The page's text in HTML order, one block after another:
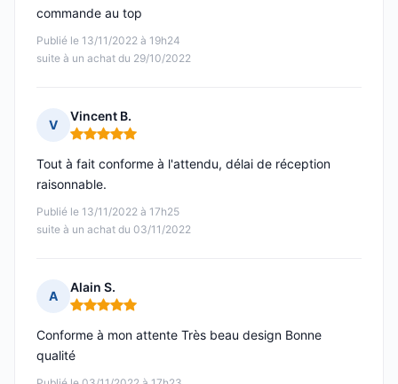
Publié le 13/11/2022 à 19h24
suite à un achat du 29/10/2022
commande au top
V
Vincent B.
Note : 5 sur 5
Publié le 13/11/2022 à 17h25
suite à un achat du 03/11/2022
Tout à fait conforme à l'attendu, délai de réception
raisonnable.
A
Alain S.
Note : 5 sur 5
Conforme à mon attente Très beau design Bonne
qualité